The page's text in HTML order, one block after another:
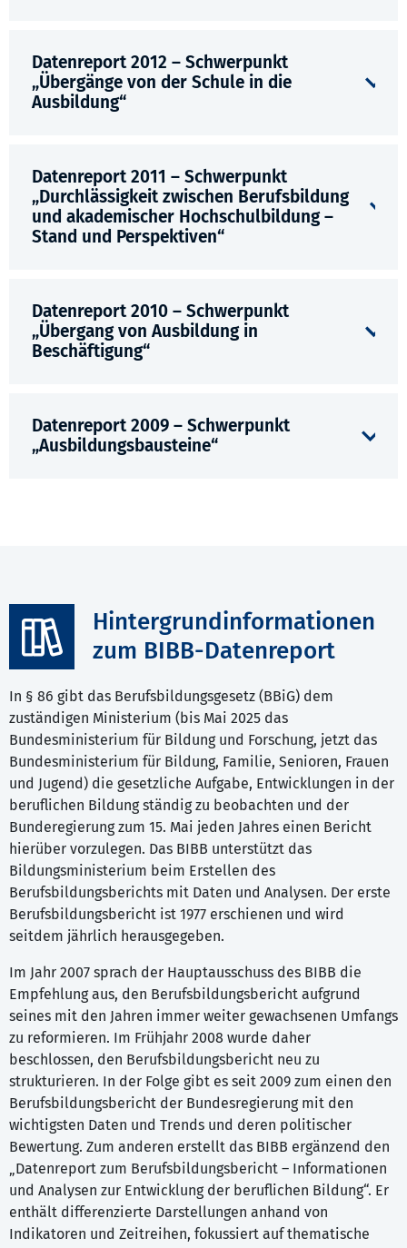
Datenreport 2012 – Schwerpunkt
„Übergänge von der Schule in die
Ausbildung“
Datenreport 2011 – Schwerpunkt
„Durchlässigkeit zwischen Berufsbildung
und akademischer Hochschulbildung –
Stand und Perspektiven“
Datenreport 2010 – Schwerpunkt
„Übergang von Ausbildung in
Beschäftigung“
Datenreport 2009 – Schwerpunkt
„Ausbildungsbausteine“
Hintergrundinformationen
zum BIBB-Datenreport
In § 86 gibt das Berufsbildungsgesetz (BBiG) dem
zuständigen Ministerium (bis Mai 2025 das
Bundesministerium für Bildung und Forschung, jetzt das
Bundesministerium für Bildung, Familie, Senioren, Frauen
und Jugend) die gesetzliche Aufgabe, Entwicklungen in der
beruflichen Bildung ständig zu beobachten und der
Bunderegierung zum 15. Mai jeden Jahres einen Bericht
hierüber vorzulegen. Das BIBB unterstützt das
Bildungsministerium beim Erstellen des
Berufsbildungsberichts mit Daten und Analysen. Der erste
Berufsbildungsbericht ist 1977 erschienen und wird
seitdem jährlich herausgegeben.
Im Jahr 2007 sprach der Hauptausschuss des BIBB die
Empfehlung aus, den Berufsbildungsbericht aufgrund
seines mit den Jahren immer weiter gewachsenen Umfangs
zu reformieren. Im Frühjahr 2008 wurde daher
beschlossen, den Berufsbildungsbericht neu zu
strukturieren. In der Folge gibt es seit 2009 zum einen den
Berufsbildungsbericht der Bundesregierung mit den
wichtigsten Daten und Trends und deren politischer
Bewertung. Zum anderen erstellt das BIBB ergänzend den
„Datenreport zum Berufsbildungsbericht – Informationen
und Analysen zur Entwicklung der beruflichen Bildung“. Er
enthält differenzierte Darstellungen anhand von
Indikatoren und Zeitreihen, fokussiert auf thematische